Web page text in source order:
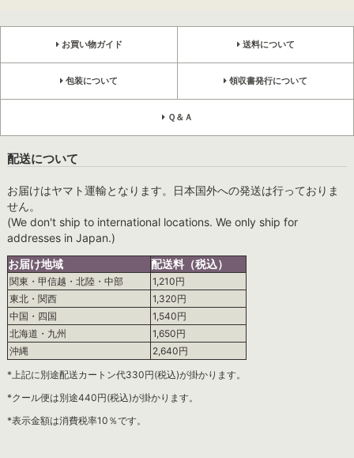
お買い物ガイド 送料について
包装について 領収書発行について
Ｑ＆Ａ
配送について
お届けはヤマト運輸となります。日本国外への発送は行っておりま
せん。
(We don't ship to international locations. We only ship for
addresses in Japan.)
お届け地域
配送料（税込）
関東・甲信越・北陸・中部
1,210円
東北・関西
1,320円
中国・四国
1,540円
北海道・九州
1,650円
沖縄
2,640円
*上記に別途配送カートン代330円(税込)が掛かります。
*クール便は別途440円(税込)が掛かります。
*表示金額は消費税率10％です。